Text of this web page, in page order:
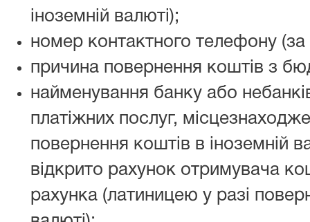
іноземній валюті);
номер контактного телефону
причина повернення коштів з
найменування банку або
платіжних послуг,
повернення коштів в іноземній
відкрито рахунок отримувача
рахунка (латиницею у разі